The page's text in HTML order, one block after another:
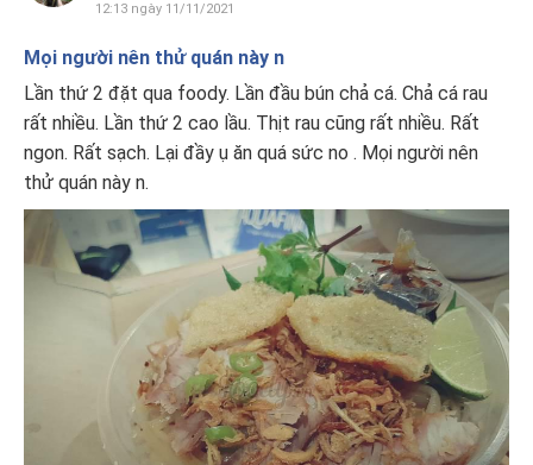
12:13 ngày 11/11/2021
Mọi người nên thử quán này n
Lần thứ 2 đặt qua foody. Lần đầu bún chả cá. Chả cá rau
rất nhiều. Lần thứ 2 cao lầu. Thịt rau cũng rất nhiều. Rất
ngon. Rất sạch. Lại đầy ụ ăn quá sức no . Mọi người nên
thử quán này n.